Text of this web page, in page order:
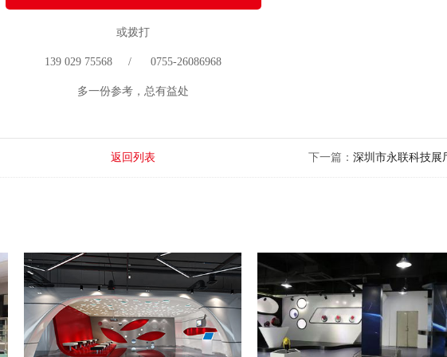
或拨打
139 029 75568 / 0755-26086968
多一份参考，总有益处
下一篇： 深圳市永联科技展
返回列表